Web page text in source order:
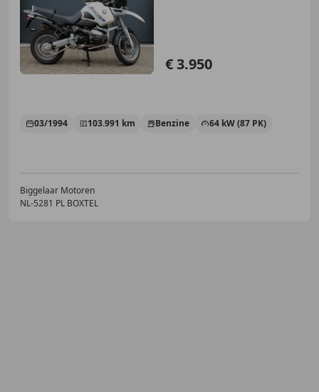
€ 3.950
03/1994 103.991 km Benzine 64 kW (87 PK)
Biggelaar Motoren
NL-5281 PL BOXTEL